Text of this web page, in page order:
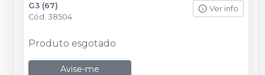
G3 (67)
Cód. 38504
Ver info
Produto esgotado
Avise-me